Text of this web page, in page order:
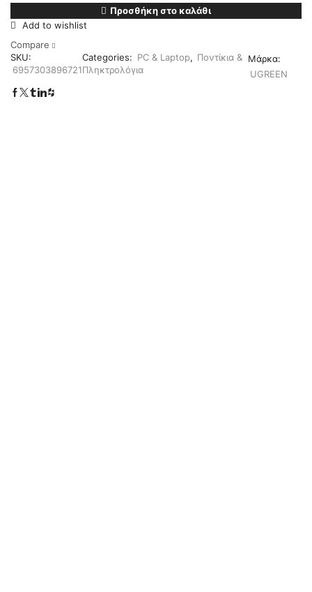
Προσθήκη στο καλάθι
Add to wishlist
Compare
SKU:
6957303896721
Categories: PC & Laptop, Ποντίκια &
Πληκτρολόγια
Μάρκα:
UGREEN